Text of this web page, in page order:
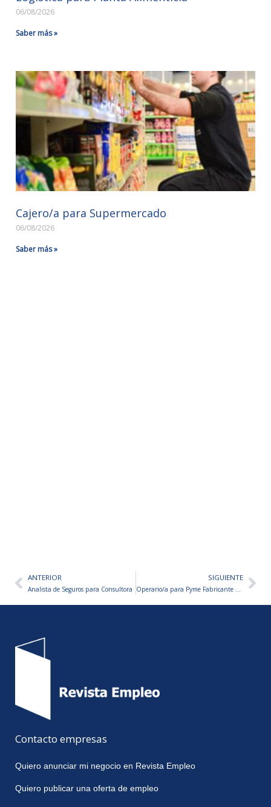
06/08/2026
Saber más »
Cajero/a para Supermercado
06/08/2026
Saber más »
AntANTERIOR
Analista de Seguros para Consultora
SIGUIENTE
Operario/a para Pyme Fabricante de Artículos Plásticos
Contacto empresas
Quiero anunciar mi negocio en Revista Empleo
Quiero publicar una oferta de empleo